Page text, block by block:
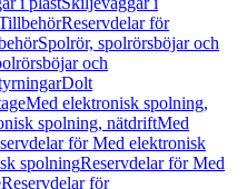
Reservdelar för
Spolrör, spolrörsböjar och
och
Dolt
Med elektronisk spolning,
spolning, nätdriftMed
för Med elektronisk
spolningReservdelar för Med
Reservdelar för